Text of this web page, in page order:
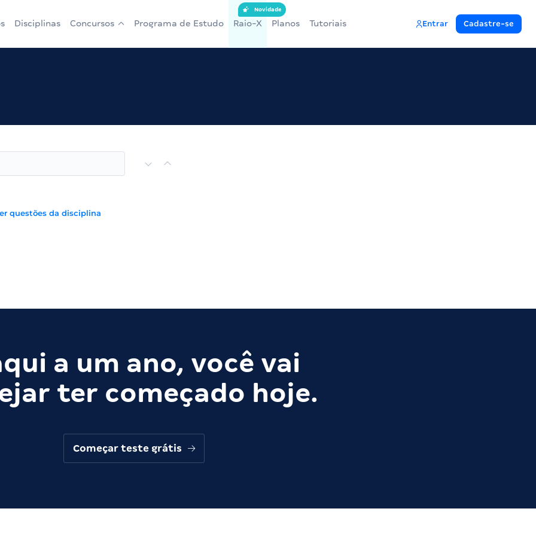
Disciplinas Concursos Programa de Estudo Raio-X
Novidade
Planos Tutoriais Entrar Cadastre-se
questões da disciplina
a um ano, você vai
ter começado hoje.
Começar teste grátis